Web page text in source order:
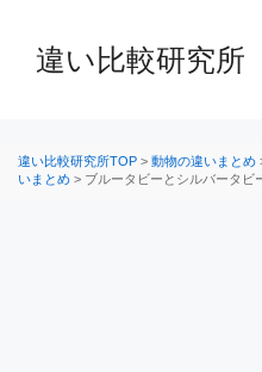
へ
違い比較研究所
違い比較研究所TOP > 動物の違いまとめ
いまとめ > ブルータビーとシルバータビ